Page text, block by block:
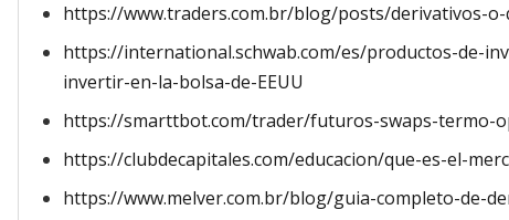
https://www.traders.com.br/blog/posts/derivativos-
https://international.schwab.com/es/productos-de-
invertir-en-la-bolsa-de-EEUU
https://smarttbot.com/trader/futuros-swaps-termo-
https://clubdecapitales.com/educacion/que-es-el-
https://www.melver.com.br/blog/guia-completo-de-